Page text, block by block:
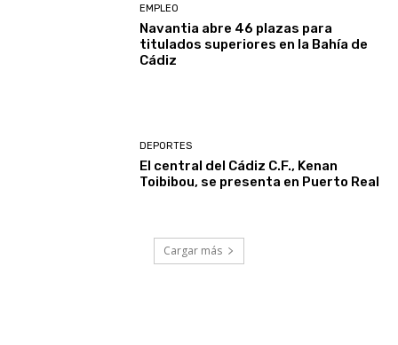
EMPLEO
Navantia abre 46 plazas para
titulados superiores en la Bahía de
Cádiz
DEPORTES
El central del Cádiz C.F., Kenan
Toibibou, se presenta en Puerto Real
Cargar más